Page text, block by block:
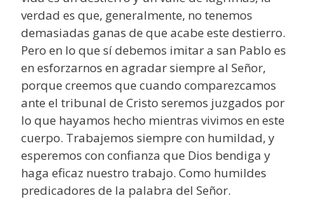
verdad es que, generalmente, no tenemos
demasiadas ganas de que acabe este destierro.
Pero en lo que sí debemos imitar a san Pablo es
en esforzarnos en agradar siempre al Señor,
porque creemos que cuando comparezcamos
ante el tribunal de Cristo seremos juzgados por
lo que hayamos hecho mientras vivimos en este
cuerpo. Trabajemos siempre con humildad, y
esperemos con confianza que Dios bendiga y
haga eficaz nuestro trabajo. Como humildes
predicadores de la palabra del Señor.